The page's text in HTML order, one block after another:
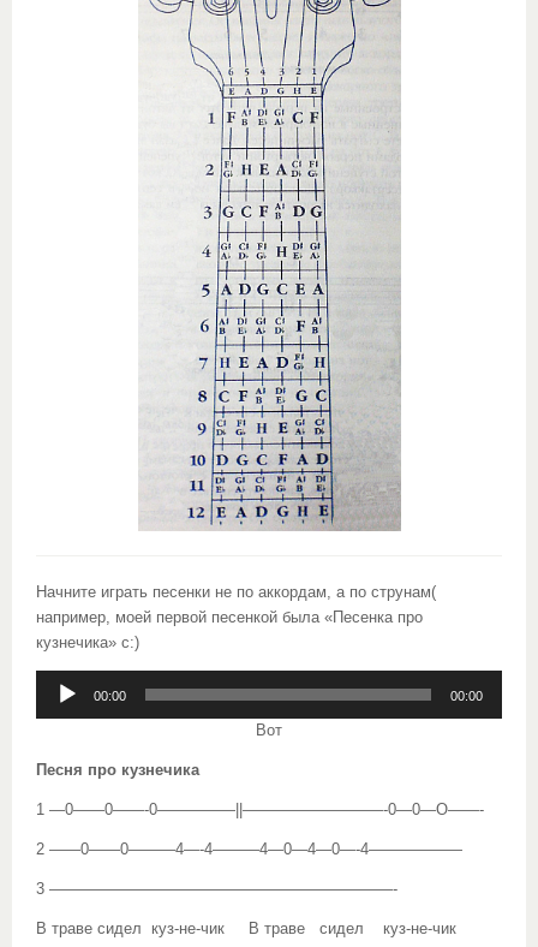
Начните играть песенки не по аккордам, а по струнам(
например, моей первой песенкой была «Песенка про
кузнечика» с:)
00:00 00:00
Вот
Песня про кузнечика
1 —0——0——-0—————||—————————-0—0—O——-
2 ——0——0———4—-4———4—0—4—0—-4——————
3 ——————————————————————-
В траве сидел куз-не-чик В траве сидел куз-не-чик